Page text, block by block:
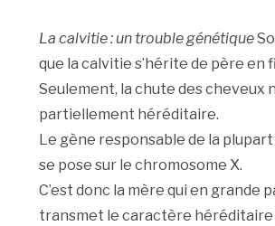
La calvitie : un trouble génétique
que la calvitie s’hérite de père en
Seulement, la chute des cheveux
partiellement héréditaire.
Le gène responsable de la plupart
se pose sur le chromosome X.
C’est donc la mère qui en grande
transmet le caractère héréditaire